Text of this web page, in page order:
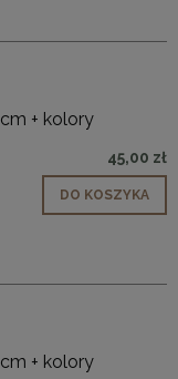
+ kolory
45,00 zł
DO KOSZYKA
+ kolory